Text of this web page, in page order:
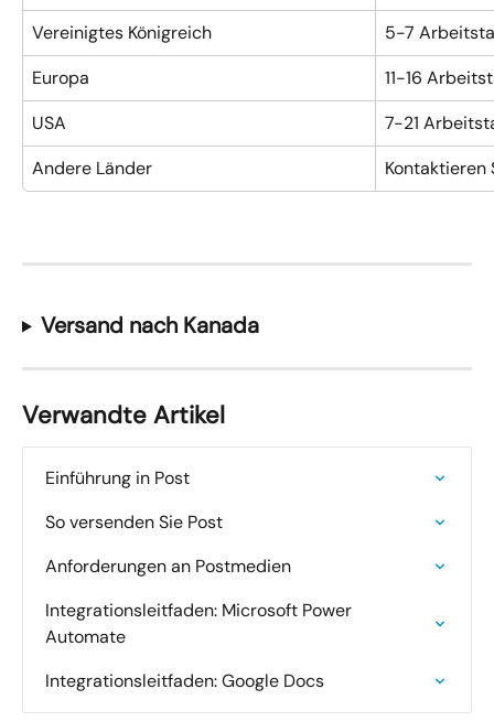
Vereinigtes Königreich
5-7
Europa
11-16
USA
7-21
Andere Länder
Kontaktieren
Versand nach Kanada
Verwandte Artikel
Einführung in Post
So versenden Sie Post
Anforderungen an Postmedien
Integrationsleitfaden: Microsoft Power
Automate
Integrationsleitfaden: Google Docs